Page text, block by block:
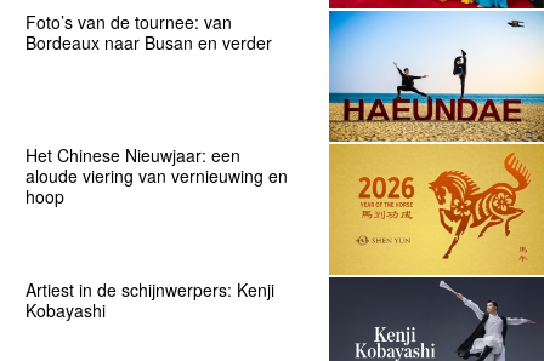
Foto’s van de tournee: van
Bordeaux naar Busan en verder
Het Chinese Nieuwjaar: een
aloude viering van vernieuwing en
hoop
Artiest in de schijnwerpers: Kenji
Kobayashi